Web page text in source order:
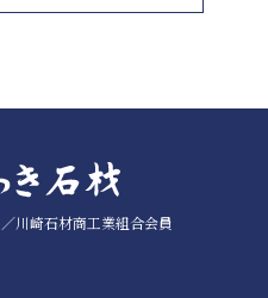
川崎石材商工業組合会員